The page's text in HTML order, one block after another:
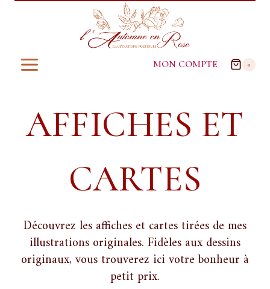
Aller
MON COMPTE 0
AFFICHES ET
CARTES
Découvrez les affiches et cartes tirées de mes
illustrations originales. Fidèles aux dessins
originaux, vous trouverez ici votre bonheur à
petit prix.